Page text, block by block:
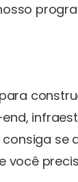
para
se
você